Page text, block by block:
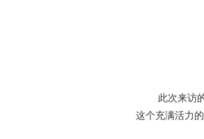
此次来访
这个充满活力